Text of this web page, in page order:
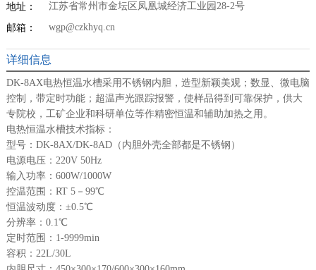
地址： 江苏省常州市金坛区凤凰城经济工业园28-2号
邮箱： wgp@czkhyq.cn
详细信息
DK-8AX电热恒温水槽采用不锈钢内胆，造型新颖美观；数显、微电脑
控制，带定时功能；超温声光跟踪报警，使样品得到可靠保护，供大
专院校，工矿企业和科研单位等作精密恒温和辅助加热之用。
电热恒温水槽技术指标：
型号：DK-8AX/DK-8AD（内胆外壳全部都是不锈钢）
电源电压：220V 50Hz
输入功率：600W/1000W
控温范围：RT 5－99℃
恒温波动度：±0.5℃
分辨率：0.1℃
定时范围：1-9999min
容积：22L/30L